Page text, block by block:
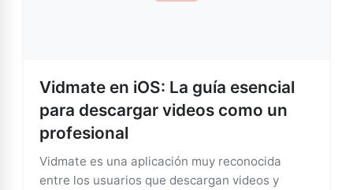
Vidmate en iOS: La guía esencial
para descargar videos como un
profesional
Vidmate es una aplicación muy reconocida
entre los usuarios que descargan videos y